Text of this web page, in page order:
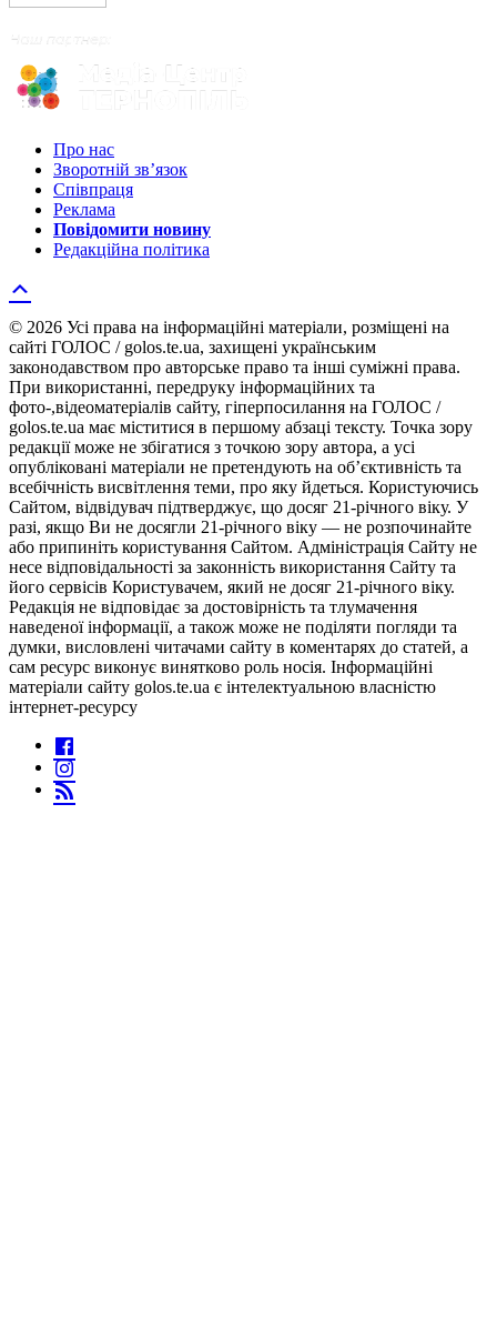
Про нас
Зворотній зв’язок
Співпраця
Реклама
Повідомити новину
Редакційна політика
© 2026 Усі права на інформаційні матеріали, розміщені на
сайті ГОЛОС / golos.te.ua, захищені українським
законодавством про авторське право та інші суміжні права.
При використанні, передруку інформаційних та
фото-,відеоматеріалів сайту, гіперпосилання на ГОЛОС /
golos.te.ua має міститися в першому абзаці тексту. Точка зору
редакції може не збігатися з точкою зору автора, а усі
опубліковані матеріали не претендують на об’єктивність та
всебічність висвітлення теми, про яку йдеться. Користуючись
Сайтом, відвідувач підтверджує, що досяг 21-річного віку. У
разі, якщо Ви не досягли 21-річного віку — не розпочинайте
або припиніть користування Сайтом. Адміністрація Сайту не
несе відповідальності за законність використання Сайту та
його сервісів Користувачем, який не досяг 21-річного віку.
Редакція не відповідає за достовірність та тлумачення
наведеної інформації, а також може не поділяти погляди та
думки, висловлені читачами сайту в коментарях до статей, а
сам ресурс виконує винятково роль носія. Інформаційні
матеріали сайту golos.te.ua є інтелектуальною власністю
інтернет-ресурсу